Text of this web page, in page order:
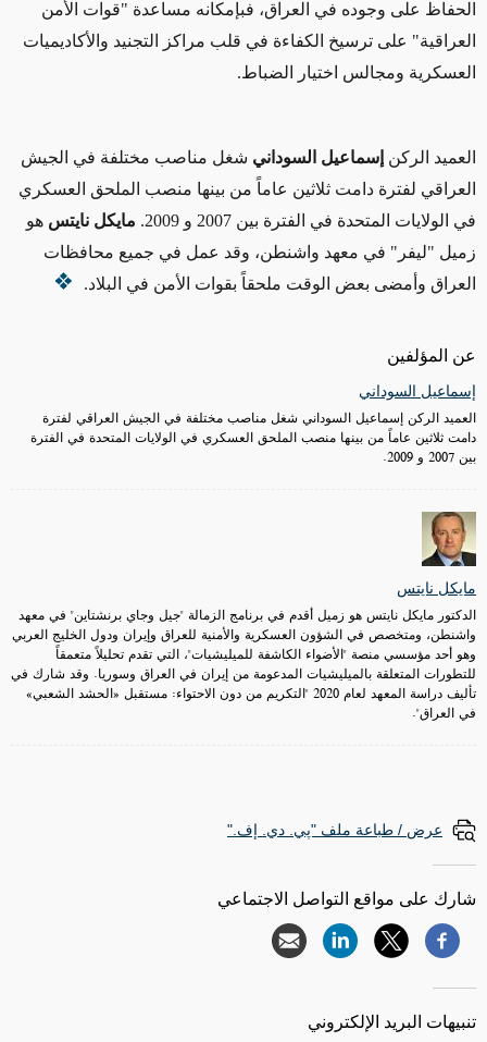
عن المؤلفين
إسماعيل السوداني
العميد الركن إسماعيل السوداني شغل مناصب مختلفة في الجيش العراقي لفترة
دامت ثلاثين عاماً من بينها منصب الملحق العسكري في الولايات المتحدة في الفترة
بين 2007 و 2009.
مايكل نايتس
الدكتور مايكل نايتس هو زميل أقدم في برنامج الزمالة "جيل وجاي برنشتاين" في معهد
واشنطن، ومتخصص في الشؤون العسكرية والأمنية للعراق وإيران ودول الخليج العربي
وهو أحد مؤسسي منصة "الأضواء الكاشفة للميليشيات"، التي تقدم تحليلاً متعمقاً
للتطورات المتعلقة بالميليشيات المدعومة من إيران في العراق وسوريا. وقد شارك في
تأليف دراسة المعهد لعام 2020 "التكريم من دون الاحتواء: مستقبل «الحشد الشعبي»
في العراق".
الحفاظ على وجوده في العراق، فبإمكانه مساعدة "قوات الأمن
العراقية" على ترسيخ الكفاءة في قلب مراكز التجنيد والأكاديميات
العسكرية ومجالس اختيار الضباط.
العميد الركن إسماعيل السوداني شغل مناصب مختلفة في الجيش
العراقي لفترة دامت ثلاثين عاماً من بينها منصب الملحق العسكري
في الولايات المتحدة في الفترة بين 2007 و 2009.
مايكل نايتس هو
زميل "ليفر" في معهد واشنطن، وقد عمل في جميع محافظات
العراق وأمضى بعض الوقت ملحقاً بقوات الأمن في البلاد.
عرض / طباعة ملف "پي. دي. إف."
شارك على مواقع التواصل الاجتماعي
تنبيهات البريد الإلكتروني